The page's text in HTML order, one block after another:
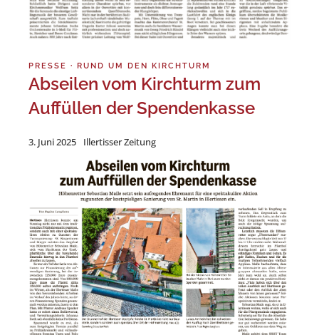
PRESSE · RUND UM DEN KIRCHTURM
Abseilen vom Kirchturm zum
Auffüllen der Spendenkasse
3. Juni 2025 Illertisser Zeitung